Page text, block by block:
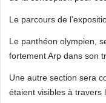
Le parcours de
Le panthéon olympien,
fortement Arp dans son
Une autre section sera
étaient visibles à travers